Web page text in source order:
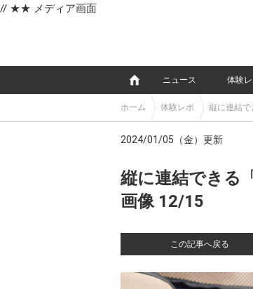
// ★★ メディア画面
ニュース 体験
ホーム 体験レポ 縦に連結で
2024/01/05（金）更新
縦に連結できる
画像 12/15
この記事へ戻る